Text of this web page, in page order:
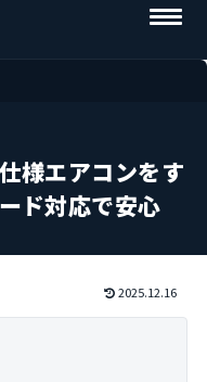
様エアコンをす
ド対応で安心
2025.12.16